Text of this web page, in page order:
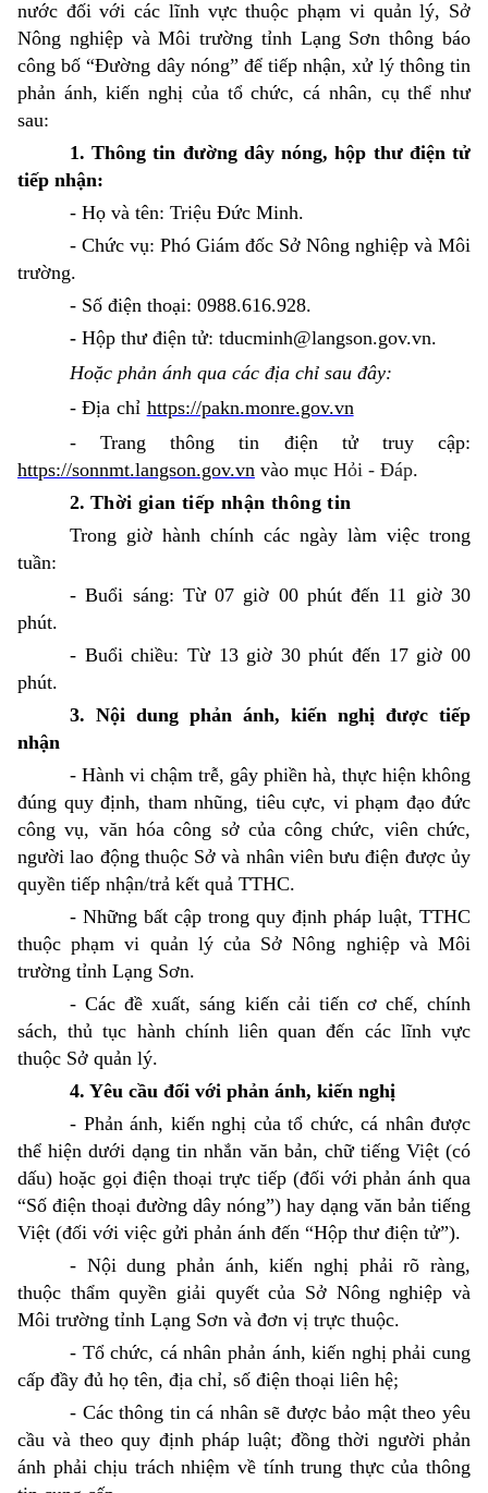
nước đối với các lĩnh vực thuộc phạm vi quản lý, Sở
Nông nghiệp và Môi trường tỉnh Lạng Sơn thông báo
công bố “Đường dây nóng” để tiếp nhận, xử lý thông tin
phản ánh, kiến nghị của tổ chức, cá nhân, cụ thể như
sau:
1.Thông tin đường dây nóng, hộp thư điện tử
tiếp nhận:
- Họ và tên: Triệu Đức Minh.
- Chức vụ: Phó Giám đốc Sở Nông nghiệp và Môi
trường.
- Số điện thoại: 0988.616.928.
- Hộp thư điện tử: tducminh@langson.gov.vn.
Hoặc phản ánh qua các địa chỉ sau đây:
- Địa chỉ https://pakn.monre.gov.vn
- Trang thông tin điện tử truy cập:
https://sonnmt.langson.gov.vn vào mục Hỏi - Đáp.
2. Thời gian tiếp nhận thông tin
Trong giờ hành chính các ngày làm việc trong
tuần:
- Buổi sáng: Từ 07 giờ 00 phút đến 11 giờ 30
phút.
- Buổi chiều: Từ 13 giờ 30 phút đến 17 giờ 00
phút.
3. Nội dung phản ánh, kiến nghị được tiếp
nhận
- Hành vi chậm trễ, gây phiền hà, thực hiện không
đúng quy định, tham nhũng, tiêu cực, vi phạm đạo đức
công vụ, văn hóa công sở của công chức, viên chức,
người lao động thuộc Sở và nhân viên bưu điện được ủy
quyền tiếp nhận/trả kết quả TTHC.
- Những bất cập trong quy định pháp luật, TTHC
thuộc phạm vi quản lý của Sở Nông nghiệp và Môi
trường tỉnh Lạng Sơn.
- Các đề xuất, sáng kiến cải tiến cơ chế, chính
sách, thủ tục hành chính liên quan đến các lĩnh vực
thuộc Sở quản lý.
4. Yêu cầu đối với phản ánh, kiến nghị
- Phản ánh, kiến nghị của tổ chức, cá nhân được
thể hiện dưới dạng tin nhắn văn bản, chữ tiếng Việt (có
dấu) hoặc gọi điện thoại trực tiếp (đối với phản ánh qua
“Số điện thoại đường dây nóng”) hay dạng văn bản tiếng
Việt (đối với việc gửi phản ánh đến “Hộp thư điện tử”).
- Nội dung phản ánh, kiến nghị phải rõ ràng,
thuộc thẩm quyền giải quyết của Sở Nông nghiệp và
Môi trường tỉnh Lạng Sơn và đơn vị trực thuộc.
- Tổ chức, cá nhân phản ánh, kiến nghị phải cung
cấp đầy đủ họ tên, địa chỉ, số điện thoại liên hệ;
- Các thông tin cá nhân sẽ đượcbảo mật theo yêu
cầu và theo quy định pháp luật; đồng thời người phản
ánh phảichịu trách nhiệm về tính trung thực của thông